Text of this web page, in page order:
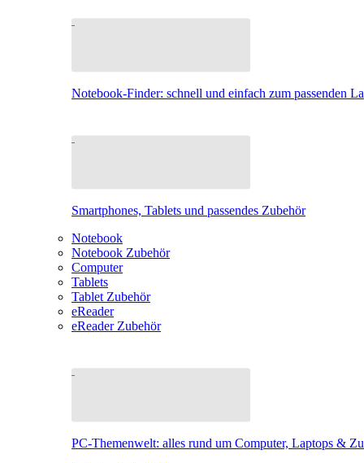
Notebook-Finder: schnell und einfach zum passenden
Smartphones, Tablets und passendes Zubehör
Notebook
Notebook Zubehör
Computer
Tablets
Tablet Zubehör
eReader
eReader Zubehör
PC-Themenwelt: alles rund um Computer, Laptops &